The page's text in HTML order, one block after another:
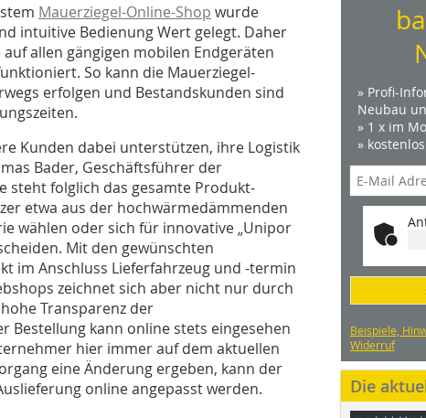
Mauerziegel-Online-Shop wurde
intuitive Bedienung Wert gelegt. Daher
allen gängigen mobilen Endgeräten
So kann die Mauerziegel-
erfolgen und Bestandskunden sind
Kunden dabei unterstützen, ihre Logistik
Bader, Geschäftsführer der
steht folglich das gesamte Produkt-
etwa aus der hochwärmedämmenden
wählen oder sich für innovative „Unipor
Mit den gewünschten
im Anschluss Lieferfahrzeug und -termin
zeichnet sich aber nicht nur durch
Transparenz der
Bestellung kann online stets eingesehen
hier immer auf dem aktuellen
eine Änderung ergeben, kann der
online angepasst werden.
» Profi-
Neubau
» 1 x im
»
Beispiele,
Widerruf
Die